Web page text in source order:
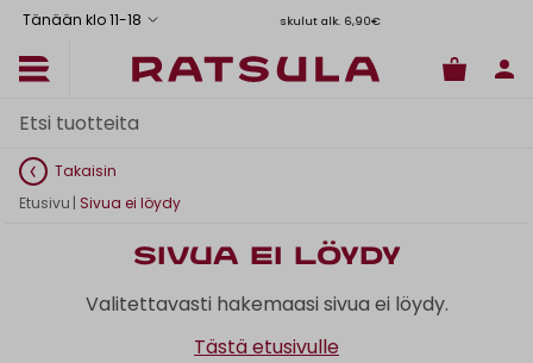
Tänään klo 11-18 Toimituskulut alk. 6,90€
Takaisin
Etusivu | Sivua ei löydy
Sivua ei löydy
Valitettavasti hakemaasi sivua ei löydy.
Tästä etusivulle